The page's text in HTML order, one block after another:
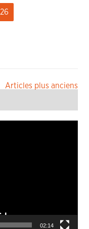
Articles plus anciens
02:14